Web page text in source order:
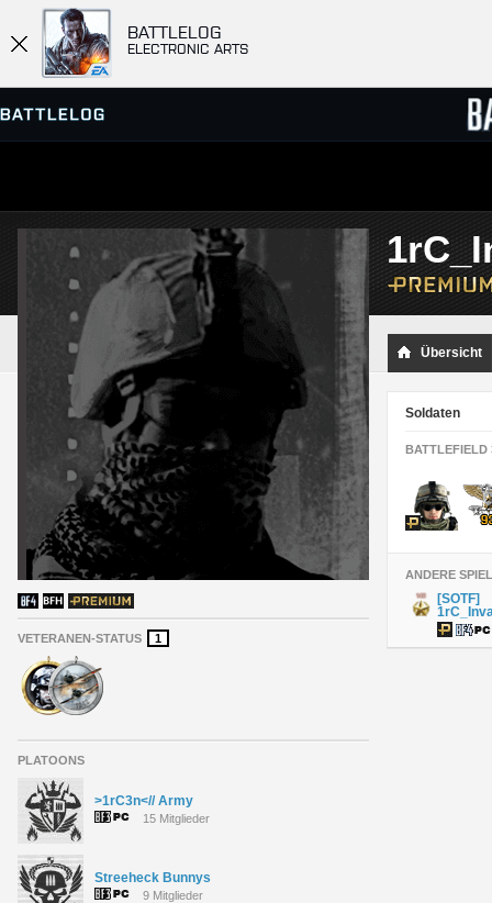
BATTLELOG
ELECTRONIC ARTS
SERVER-BROWSER
MATCHES
VETERANEN-STATUS 1
PLATOONS
>1rC3n<// Army
15 Mitglieder
Streeheck Bunnys
9 Mitglieder
Übersicht
Soldaten
BATTLEFIELD
ANDERE
[SOTF]